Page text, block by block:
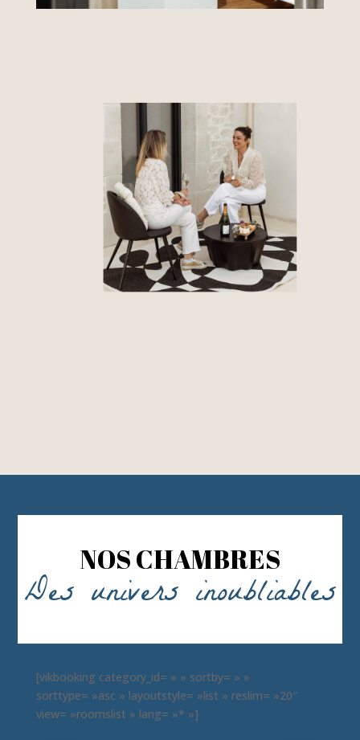
NOS CHAMBRES
Des univers inoubliables
[vikbooking category_id= » » sortby= » »
sorttype= »asc » layoutstyle= »list » reslim= »20″
view= »roomslist » lang= »* »]